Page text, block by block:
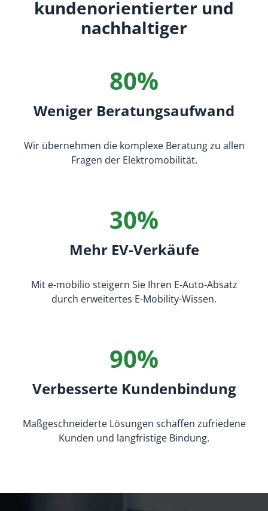
kundenorientierter und
nachhaltiger
80%
Weniger Beratungsaufwand
Wir übernehmen die komplexe Beratung zu allen
Fragen der Elektromobilität.
30%
Mehr EV-Verkäufe
Mit e-mobilio steigern Sie Ihren E-Auto-Absatz
durch erweitertes E-Mobility-Wissen.
90%
Verbesserte Kundenbindung
Maßgeschneiderte Lösungen schaffen zufriedene
Kunden und langfristige Bindung.